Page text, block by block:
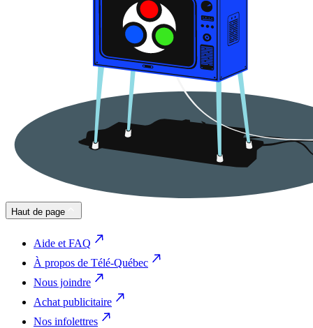
Haut de page
Aide et FAQ
À propos de Télé-Québec
Nous joindre
Achat publicitaire
Nos infolettres